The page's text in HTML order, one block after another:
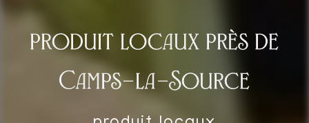
produit locaux près de
Camps-la-Source